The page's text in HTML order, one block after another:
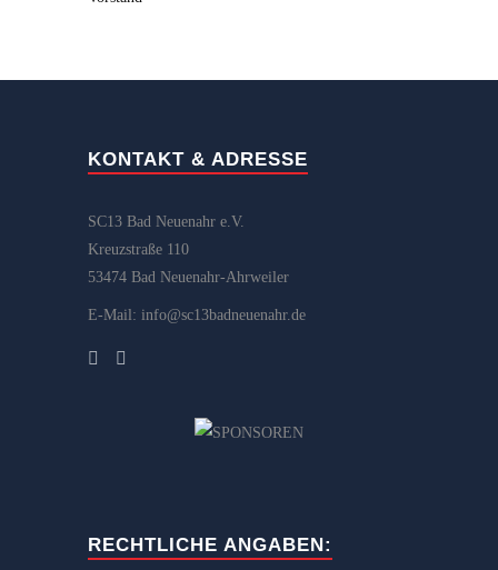
KONTAKT & ADRESSE
SC13 Bad Neuenahr e.V.
Kreuzstraße 110
53474 Bad Neuenahr-Ahrweiler
E-Mail: info@sc13badneuenahr.de
RECHTLICHE ANGABEN: